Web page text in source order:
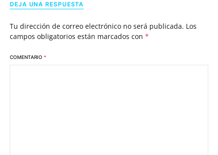
DEJA UNA RESPUESTA
Tu dirección de correo electrónico no será publicada. Los
campos obligatorios están marcados con *
COMENTARIO *